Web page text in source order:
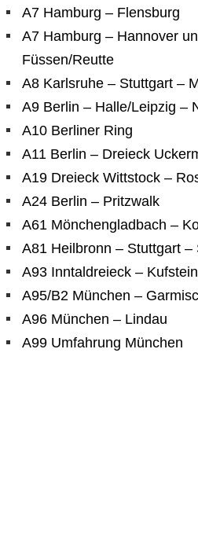
A7 Hamburg – Flensburg
A7 Hamburg – Hannover
Füssen/Reutte
A8 Karlsruhe – Stuttgart –
A9 Berlin – Halle/Leipzig –
A10 Berliner Ring
A11 Berlin – Dreieck
A19 Dreieck Wittstock –
A24 Berlin – Pritzwalk
A61 Mönchengladbach –
A81 Heilbronn – Stuttgart –
A93 Inntaldreieck – Kufstein
A95/B2 München –
A96 München – Lindau
A99 Umfahrung München